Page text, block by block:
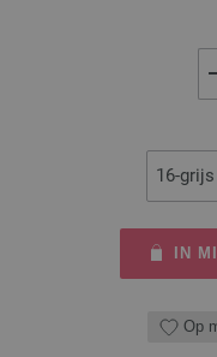
IN
Op